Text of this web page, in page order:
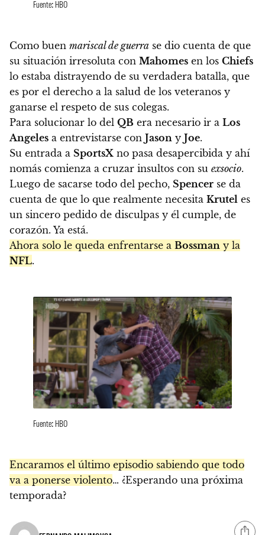
Fuente: HBO
Como buen mariscal de guerra se dio cuenta de que
su situación irresoluta con Mahomes en los Chiefs
lo estaba distrayendo de su verdadera batalla, que
es por el derecho a la salud de los veteranos y
ganarse el respeto de sus colegas.
Para solucionar lo del QB era necesario ir a Los
Angeles a entrevistarse con Jason y Joe.
Su entrada a SportsX no pasa desapercibida y ahí
nomás comienza a cruzar insultos con su exsocio.
Luego de sacarse todo del pecho, Spencer se da
cuenta de que lo que realmente necesita Krutel es
un sincero pedido de disculpas y él cumple, de
corazón. Ya está.
Ahora solo le queda enfrentarse a Bossman y la
NFL.
Fuente: HBO
Encaramos el último episodio sabiendo que todo
va a ponerse violento… ¿Esperando una próxima
temporada?